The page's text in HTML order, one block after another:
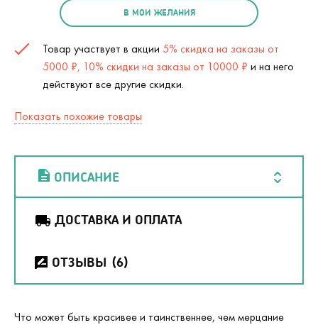
В МОИ ЖЕЛАНИЯ
Товар участвует в акции 5% скидка на заказы от
5000 ₽, 10% скидки на заказы от 10000 ₽ и на него
действуют все другие скидки.
Показать похожие товары
ОПИСАНИЕ
ДОСТАВКА И ОПЛАТА
ОТЗЫВЫ (6)
Что может быть красивее и таинственнее, чем мерцание